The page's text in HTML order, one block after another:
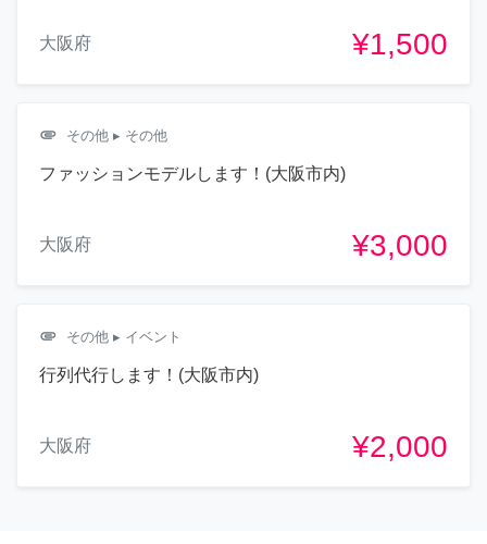
大阪府 ¥1,500
attachment その他 ▸ その他
ファッションモデルします！(大阪市内)
大阪府 ¥3,000
attachment その他 ▸ イベント
行列代行します！(大阪市内)
大阪府 ¥2,000